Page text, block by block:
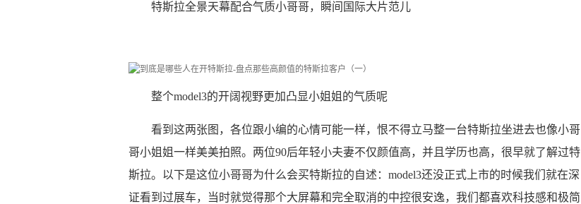
特斯拉全景天幕配合气质小哥哥，瞬间国际大片范儿
整个model3的开阔视野更加凸显小姐姐的气质呢
看到这两张图，各位跟小编的心情可能一样，恨不得立马整一台特斯拉坐进去也像小哥
哥小姐姐一样美美拍照。两位90后年轻小夫妻不仅颜值高，并且学历也高，很早就了解过特
斯拉。以下是这位小哥哥为什么会买特斯拉的自述：model3还没正式上市的时候我们就在深
证看到过展车，当时就觉得那个大屏幕和完全取消的中控很安逸，我们都喜欢科技感和极简